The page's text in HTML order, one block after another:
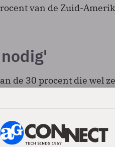
van de Zuid-
de 30 procent die wel
op de nieuwe
tot 4 procent van de
wel een jaar nodig te
de GDPR (in